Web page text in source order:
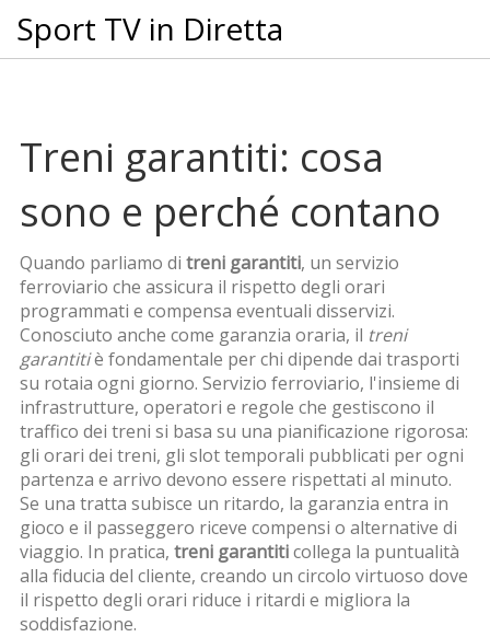
Sport TV in Diretta
Treni garantiti: cosa
sono e perché contano
Quando parliamo di treni garantiti, un servizio
ferroviario che assicura il rispetto degli orari
programmati e compensa eventuali disservizi.
Conosciuto anche come garanzia oraria, il treni
garantitiè fondamentale per chi dipende dai trasporti
su rotaia ogni giorno. Servizio ferroviario, l'insieme di
infrastrutture, operatori e regole che gestiscono il
traffico dei treni si basa su una pianificazione rigorosa:
gli orari dei treni, gli slot temporali pubblicati per ogni
partenza e arrivo devono essere rispettati al minuto.
Se una tratta subisce un ritardo, la garanzia entra in
gioco e il passeggero riceve compensi o alternative di
viaggio. In pratica, treni garantiticollega la puntualità
alla fiducia del cliente, creando un circolo virtuoso dove
il rispetto degli orari riduce i ritardi e migliora la
soddisfazione.